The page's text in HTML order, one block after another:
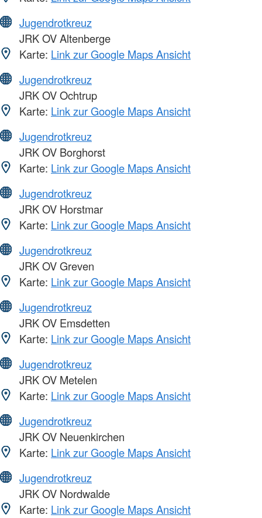
Jugendrotkreuz
JRK OV Altenberge
Karte: Link zur Google Maps Ansicht
Jugendrotkreuz
JRK OV Ochtrup
Karte: Link zur Google Maps Ansicht
Jugendrotkreuz
JRK OV Borghorst
Karte: Link zur Google Maps Ansicht
Jugendrotkreuz
JRK OV Horstmar
Karte: Link zur Google Maps Ansicht
Jugendrotkreuz
JRK OV Greven
Karte: Link zur Google Maps Ansicht
Jugendrotkreuz
JRK OV Emsdetten
Karte: Link zur Google Maps Ansicht
Jugendrotkreuz
JRK OV Metelen
Karte: Link zur Google Maps Ansicht
Jugendrotkreuz
JRK OV Neuenkirchen
Karte: Link zur Google Maps Ansicht
Jugendrotkreuz
JRK OV Nordwalde
Karte: Link zur Google Maps Ansicht